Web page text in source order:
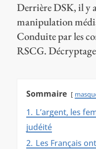
Derrière DSK, il y
manipulation
Conduite par les
RSCG.
Sommaire
1. L’argent, les
judéité
2. Les Français